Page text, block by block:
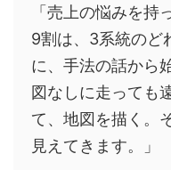
「売上の悩みを持
9割は、3系統のど
に、手法の話から
図なしに走っても
て、地図を描く。
見えてきます。」